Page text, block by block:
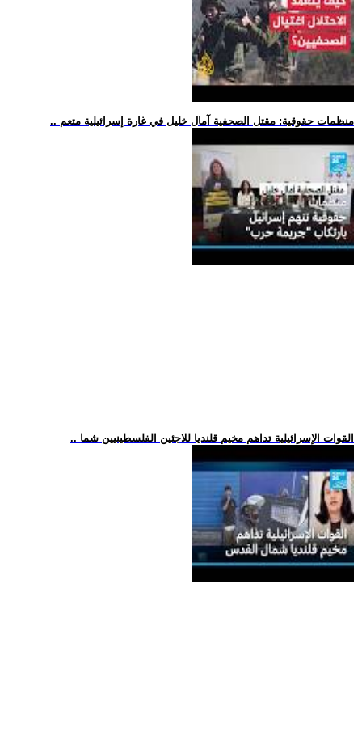
.. منظمات حقوقية: مقتل الصحفية آمال خليل في غارة إسرائيلية متعم
.. القوات الإسرائيلية تداهم مخيم قلنديا للاجئين الفلسطينيين شما